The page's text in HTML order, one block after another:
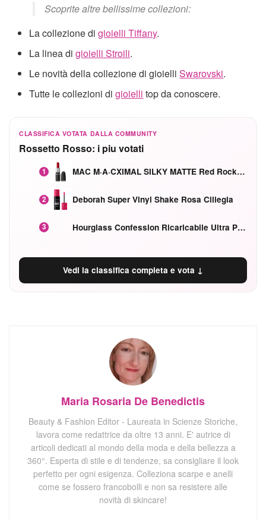
Scoprite altre bellissime collezioni:
La collezione digioielli Tiffany.
La linea digioielli Stroili.
Le novità della collezione di gioielliSwarovski.
Tutte le collezioni digioielli top da conoscere.
CLASSIFICA VOTATA DALLA COMMUNITY
Rossetto Rosso: i piu votati
1 MAC M·A·CXIMAL SILKY MATTE Red Rock mat
2 Deborah Super Vinyl Shake Rosa Ciliegia
3 Hourglass Confession Ricaricabile Ultra Preciso Ad Alta Intensità Secretly Classic Red
Vedi la classifica completa e vota ↓
Maria Rosaria De Benedictis
Beauty & Fashion Editor - Laureata in Scienze Storiche,
lavora come redattrice da oltre 13 anni. E' autrice di
articoli dedicati al mondo della moda e della bellezza a
360°. Esperta di stile e di tendenze, sa consigliare il look
perfetto per ogni esigenza. Colleziona scarpe e anelli
come se fossero francobolli e non sa resistere alle
novità di skincare!